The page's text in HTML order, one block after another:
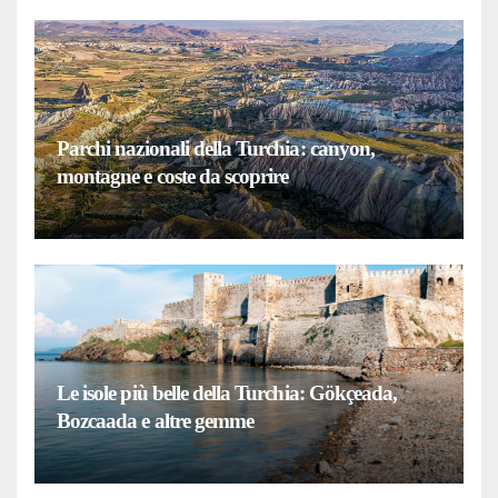
Parchi nazionali della Turchia: canyon,
montagne e coste da scoprire
Le isole più belle della Turchia: Gökçeada,
Bozcaada e altre gemme